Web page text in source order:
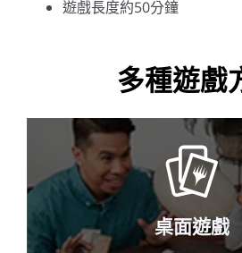
遊戲長度約50分鐘
多種遊戲
桌面遊戲